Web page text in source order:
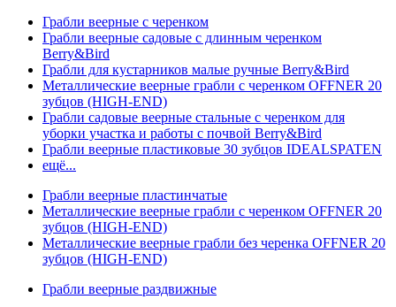
Грабли веерные с черенком
Грабли веерные садовые с длинным черенком
Berry&Bird
Грабли для кустарников малые ручные Berry&Bird
Металлические веерные грабли с черенком OFFNER 20
зубцов (HIGH-END)
Грабли садовые веерные стальные с черенком для
уборки участка и работы с почвой Berry&Bird
Грабли веерные пластиковые 30 зубцов IDEALSPATEN
ещё...
Грабли веерные пластинчатые
Металлические веерные грабли с черенком OFFNER 20
зубцов (HIGH-END)
Металлические веерные грабли без черенка OFFNER 20
зубцов (HIGH-END)
Грабли веерные раздвижные